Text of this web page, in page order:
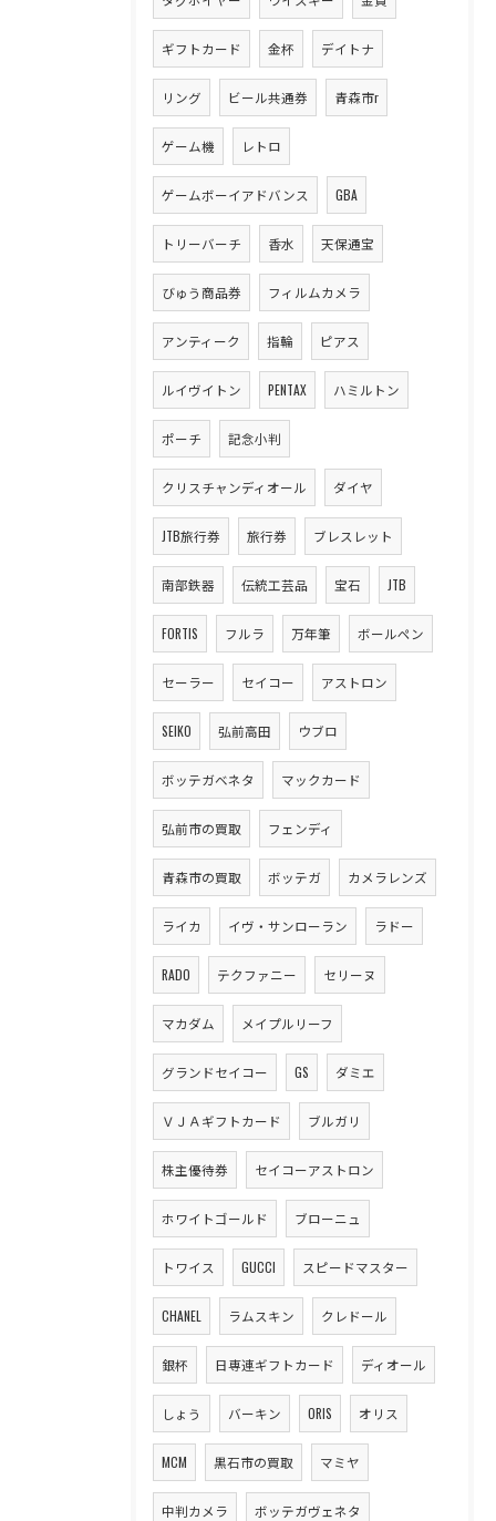
ギフトカード 金杯 デイトナ
リング ビール共通券 青森市r
ゲーム機 レトロ
ゲームボーイアドバンス GBA
トリーバーチ 香水 天保通宝
びゅう商品券 フィルムカメラ
アンティーク 指輪 ピアス
ルイヴイトン PENTAX ハミルトン
ポーチ 記念小判
クリスチャンディオール ダイヤ
JTB旅行券 旅行券 ブレスレット
南部鉄器 伝統工芸品 宝石 JTB
FORTIS フルラ 万年筆 ボールペン
セーラー セイコー アストロン
SEIKO 弘前高田 ウブロ
ボッテガベネタ マックカード
弘前市の買取 フェンディ
青森市の買取 ボッテガ カメラレンズ
ライカ イヴ・サンローラン ラドー
RADO テクファニー セリーヌ
マカダム メイプルリーフ
グランドセイコー GS ダミエ
ＶＪＡギフトカード ブルガリ
株主優待券 セイコーアストロン
ホワイトゴールド ブローニュ
トワイス GUCCI スピードマスター
CHANEL ラムスキン クレドール
銀杯 日専連ギフトカード ディオール
しょう バーキン ORIS オリス
MCM 黒石市の買取 マミヤ
中判カメラ ボッテガヴェネタ